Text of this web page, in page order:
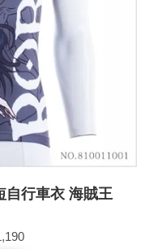
自行車衣 海賊王